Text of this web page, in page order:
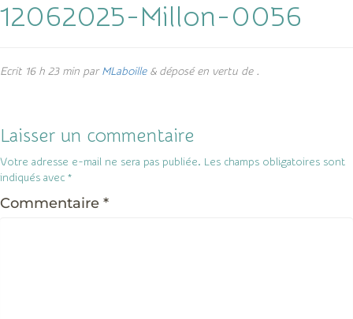
12062025-Millon-0056
Ecrit 16 h 23 min parMLaboille &déposé en vertu de .
Laisser un commentaire
Votre adresse e-mail ne sera pas publiée. Les champs obligatoires sont
indiqués avec *
Commentaire *